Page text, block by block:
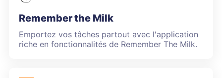
Remember the Milk
Emportez vos tâches partout avec l'application
riche en fonctionnalités de Remember The Milk.